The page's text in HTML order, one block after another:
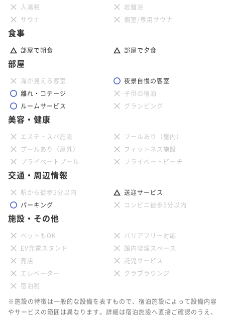
入湯税
岩盤浴
サウナ
個室/専用サウナ
食事
部屋で朝食 部屋で夕食
部屋
海が見える客室
夜景自慢の客室
離れ・コテージ
子供の宿泊
ルームサービス
グランピング
美容・健康
エステ・スパ施設
プールあり（屋内）
プールあり（屋外）
フィットネス施設
プライベートプール
プライベートビーチ
交通・周辺情報
駅から徒歩5分以内
送迎サービス
パーキング
コンビニ徒歩5分以内
施設・その他
ペットもOK
バリアフリー対応
EV充電スタンド
館内喫煙スペース
売店
託児サービス
エレベーター
クラブラウンジ
宿泊税
※施設の特徴は一般的な設備を表すもので、宿泊施設によって設備内容
やサービスの範囲は異なります。詳細は宿泊施設へ直接ご確認のうえ、